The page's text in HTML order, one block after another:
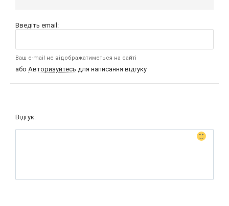
Введіть email:
Ваш e-mail не відображатиметься на сайті
або Авторизуйтесь для написання відгуку
Відгук: